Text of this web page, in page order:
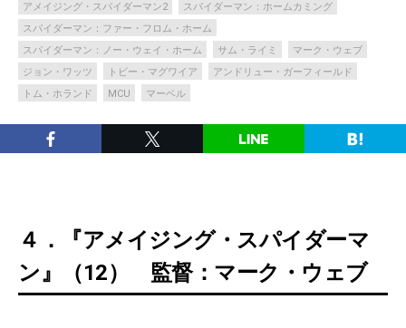
アメイジング・スパイダーマン2
スパイダーマン：ホームカミング
スパイダーマン：ファー・フロム・ホーム
スパイダーマン：ノー・ウェイ・ホーム
サム・ライミ
マーク・ウェブ
ジョン・ワッツ
トビー・マグワイア
アンドリュー・ガーフィールド
トム・ホランド
MCU マーベル
４．『アメイジング・スパイダーマ
ン』（12） 監督：マーク・ウェブ